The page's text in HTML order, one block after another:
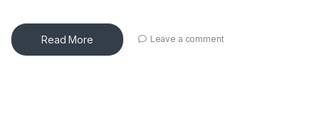
Read More Leave a comment